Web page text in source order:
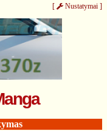
[ Nustatymai ]